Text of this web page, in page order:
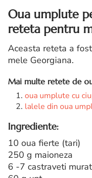
Oua umplute
reteta pentru
Aceasta reteta a
mele Georgiana.
Mai multe retete de
oua umplute cu
lalele din oua
Ingrediente:
10 oua fierte (tari)
250 g maioneza
6 -7 castraveti